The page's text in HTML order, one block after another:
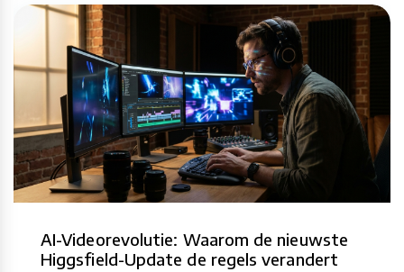
AI-Videorevolutie: Waarom de nieuwste
Higgsfield-Update de regels verandert